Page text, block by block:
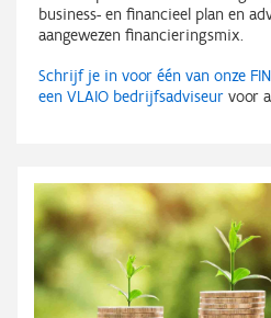
business- en financieel plan en
aangewezen financieringsmix.
Schrijf je in voor één van onze
een VLAIO bedrijfsadviseur voor